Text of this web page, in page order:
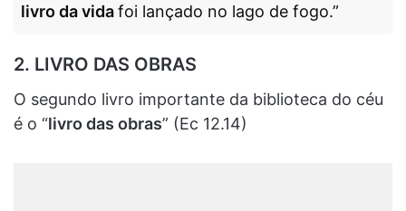
livro da vidafoi lançado no lago de fogo.”
2. LIVRO DAS OBRAS
O segundo livro importante da biblioteca do céu
é o “livro das obras” (Ec 12.14)